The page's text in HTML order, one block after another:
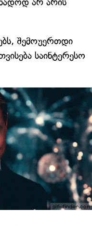
შემოუერთდი
საინტერესო